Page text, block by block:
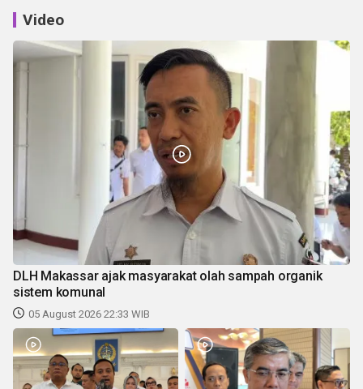
Video
DLH Makassar ajak masyarakat olah sampah organik
sistem komunal
05 August 2026 22:33 WIB